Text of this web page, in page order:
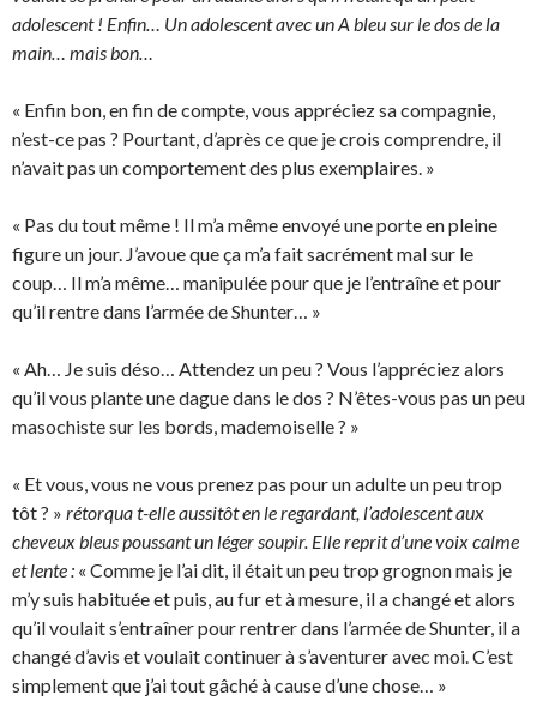
adolescent ! Enfin… Un adolescent avec un A bleu sur le dos de la
main… mais bon…
« Enfin bon, en fin de compte, vous appréciez sa compagnie,
n’est-ce pas ? Pourtant, d’après ce que je crois comprendre, il
n’avait pas un comportement des plus exemplaires. »
« Pas du tout même ! Il m’a même envoyé une porte en pleine
figure un jour. J’avoue que ça m’a fait sacrément mal sur le
coup… Il m’a même… manipulée pour que je l’entraîne et pour
qu’il rentre dans l’armée de Shunter… »
« Ah… Je suis déso… Attendez un peu ? Vous l’appréciez alors
qu’il vous plante une dague dans le dos ? N’êtes-vous pas un peu
masochiste sur les bords, mademoiselle ? »
« Et vous, vous ne vous prenez pas pour un adulte un peu trop
tôt ? » rétorqua t-elle aussitôt en le regardant, l’adolescent aux
cheveux bleus poussant un léger soupir. Elle reprit d’une voix calme
et lente : « Comme je l’ai dit, il était un peu trop grognon mais je
m’y suis habituée et puis, au fur et à mesure, il a changé et alors
qu’il voulait s’entraîner pour rentrer dans l’armée de Shunter, il a
changé d’avis et voulait continuer à s’aventurer avec moi. C’est
simplement que j’ai tout gâché à cause d’une chose… »